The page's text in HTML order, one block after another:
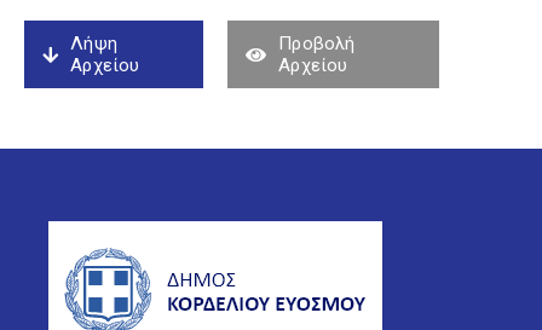
Λήψη
Αρχείου
Προβολή
Αρχείου